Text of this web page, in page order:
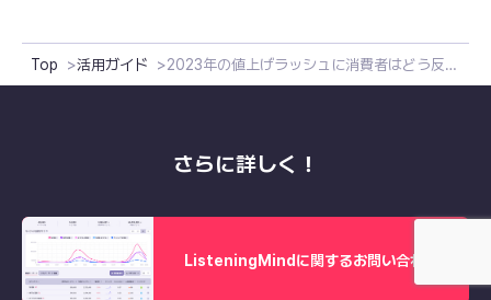
Top 活用ガイド 2023年の値上げラッシュに消費者はどう反応したか
さらに詳しく！
ListeningMindに関するお問い合わせ